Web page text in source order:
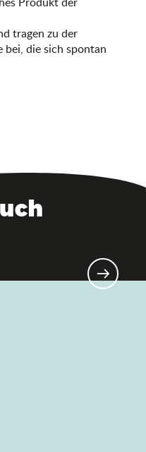
tragen zu der
bei, die sich spontan